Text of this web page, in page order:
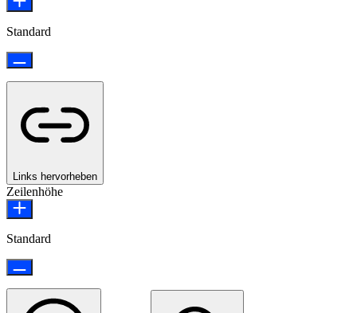
Standard
Links hervorheben
Zeilenhöhe
Standard